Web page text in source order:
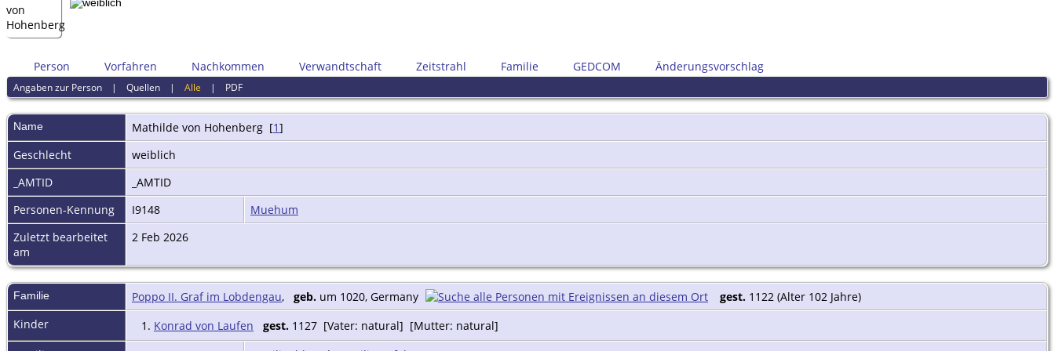
Person Vorfahren Nachkommen Verwandtschaft Zeitstrahl Familie GEDCOM Änderungsvorschlag
Angaben zur Person |Quellen |Alle | PDF
Name Mathilde von Hohenberg [1]
Geschlecht
weiblich
_AMTID
_AMTID
Personen-Kennung
I9148
Muehum
Zuletzt bearbeitet
am
2 Feb 2026
Familie Poppo II. Graf im Lobdengau, geb. um 1020, Germany gest. 1122 (Alter 102 Jahre)
Kinder
1. Konrad von Laufen gest. 1127 [Vater: natural] [Mutter: natural]